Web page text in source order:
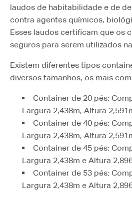
laudos de habitabilidade e de
contra agentes químicos,
Esses laudos certificam que os
seguros para serem utilizados
Existem diferentes tipos
diversos tamanhos, os mais
Container de 20 pés:
Largura 2,438m; Altura
Container de 40 pés:
Largura 2,438m; Altura
Container de 45 pés:
Largura 2,438m e Altura
Container de 53 pés:
Largura 2,438m e Altura